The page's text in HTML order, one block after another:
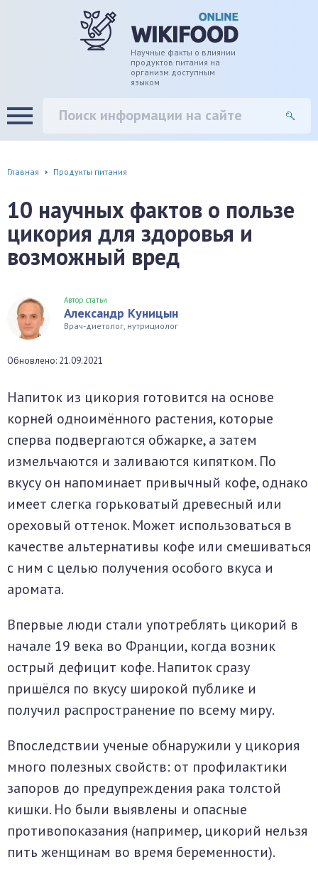
Научные факты о влиянии
продуктов питания на
организм доступным
языком
Главная Продукты питания
10 научных фактов о пользе
цикория для здоровья и
возможный вред
Автор статьи
Александр Куницын
Врач-диетолог, нутрициолог
Обновлено: 21.09.2021
Напиток из цикория готовится на основе
корней одноимённого растения, которые
сперва подвергаются обжарке, а затем
измельчаются и заливаются кипятком. По
вкусу он напоминает привычный кофе, однако
имеет слегка горьковатый древесный или
ореховый оттенок. Может использоваться в
качестве альтернативы кофе или смешиваться
с ним с целью получения особого вкуса и
аромата.
Впервые люди стали употреблять цикорий в
начале 19 века во Франции, когда возник
острый дефицит кофе. Напиток сразу
пришёлся по вкусу широкой публике и
получил распространение по всему миру.
Впоследствии ученые обнаружили у цикория
много полезных свойств: от профилактики
запоров до предупреждения рака толстой
кишки. Но были выявлены и опасные
противопоказания (например, цикорий нельзя
пить женщинам во время беременности).
ЖКТ
система
система
суставы, мышцы
сужение сосудов
от депрессии и